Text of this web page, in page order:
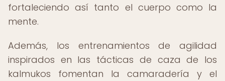
fortaleciendo así tanto el cuerpo como la
mente.
Además, los entrenamientos de agilidad
inspirados en las tácticas de caza de los
kalmukos fomentan la camaradería y el